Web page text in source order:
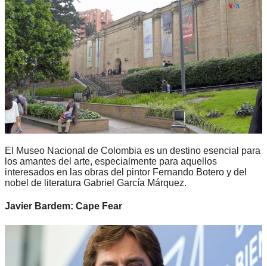
El Museo Nacional de Colombia es un destino esencial para
los amantes del arte, especialmente para aquellos
interesados en las obras del pintor Fernando Botero y del
nobel de literatura Gabriel García Márquez.
Javier Bardem: Cape Fear